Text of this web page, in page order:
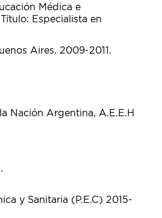
Médica e
Especialista en
Aires. 2009-2011.
Nación Argentina, A.E.E.H
y Sanitaria (P.E.C) 2015-